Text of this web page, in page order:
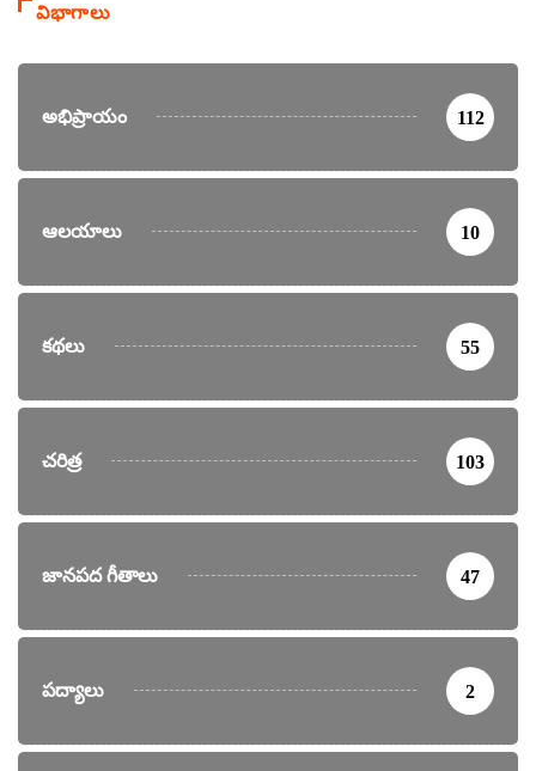
విభాగాలు
అభిప్రాయం 112
ఆలయాలు 10
కథలు 55
చరిత్ర 103
జానపద గీతాలు 47
పద్యాలు 2